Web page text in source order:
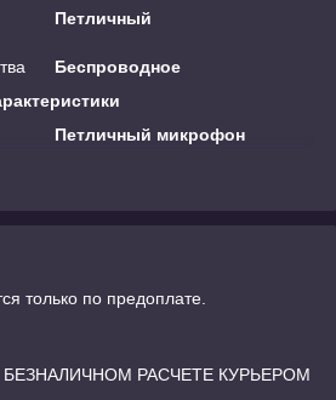
Петличный
Беспроводное
Петличный микрофон
только по предоплате.
РАСЧЕТЕ КУРЬЕРОМ